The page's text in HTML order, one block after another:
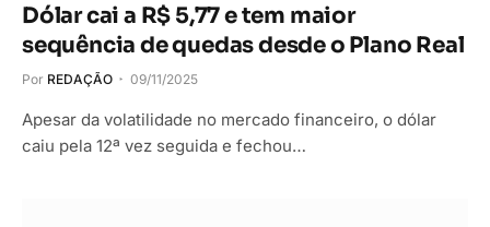
Dólar cai a R$ 5,77 e tem maior
sequência de quedas desde o Plano Real
Por REDAÇÃO 09/11/2025
Apesar da volatilidade no mercado financeiro, o dólar
caiu pela 12ª vez seguida e fechou…